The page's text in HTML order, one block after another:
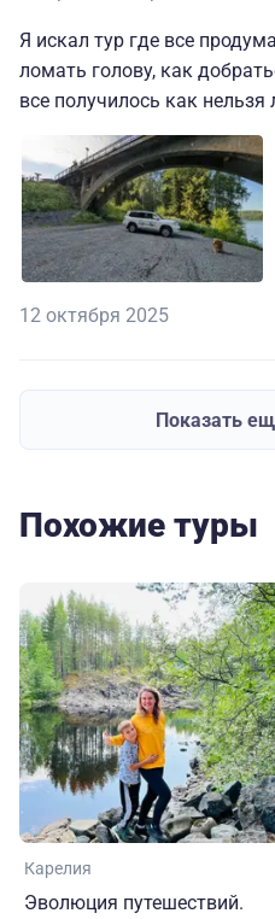
Я искал тур где все
ломать голову, как
все получилось как нельзя
12 октября 2025
Показать
Похожие туры
Карелия
Эволюция путешествий.